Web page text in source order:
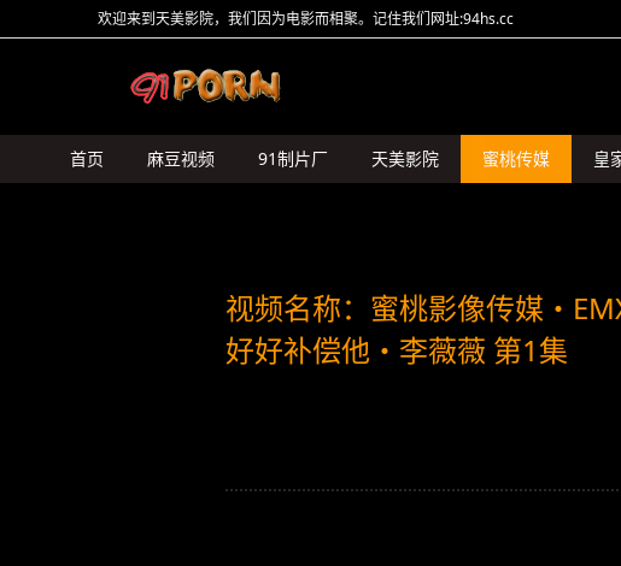
欢迎来到天美影院，我们因为电影而相聚。记住我们网址:94hs.cc
首页 麻豆视频 91制片厂 天美影院 蜜桃传媒 皇
视频名称：蜜桃影像传媒・
好好补偿他・李薇薇 第1集